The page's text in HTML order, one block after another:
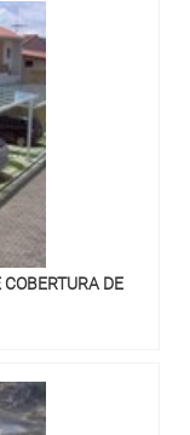
DE